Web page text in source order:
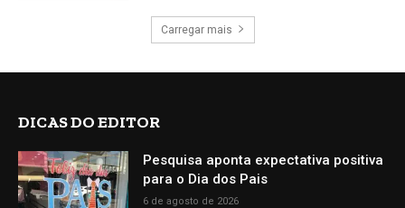
Carregar mais
DICAS DO EDITOR
Pesquisa aponta expectativa positiva
para o Dia dos Pais
6 de agosto de 2026